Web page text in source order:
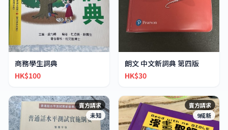
商務學生詞典
HK$100
朗文 中文新詞典 第四版
HK$30
賣方請求
未知
賣方請求
9成新